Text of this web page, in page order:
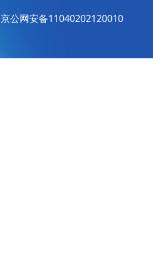
京公网安备11040202120010